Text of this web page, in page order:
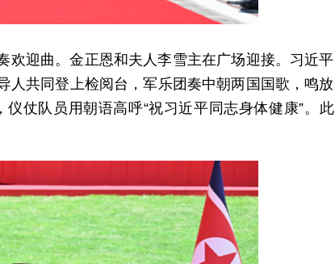
欢迎曲。金正恩和夫人李雪主在广场迎接。习近平
人共同登上检阅台，军乐团奏中朝两国国歌，鸣放
仗队员用朝语高呼“祝习近平同志身体健康”。此